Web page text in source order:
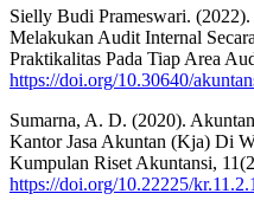
Sielly Budi Prameswari.
Melakukan Audit Internal
Praktikalitas Pada Tiap Area
https://doi.org/10.30640/
Sumarna, A. D. (2020).
Kantor Jasa Akuntan (Kja) Di
Kumpulan Riset Akuntansi,
https://doi.org/10.22225/